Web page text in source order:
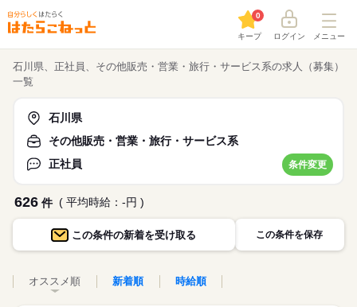
キープ
0
ログイン メニュー
石川県、正社員、その他販売・営業・旅行・サービス系の求人（募集）
一覧
石川県
その他販売・営業・旅行・サービス系
正社員
条件変更
626 件 ( 平均時給：-円 )
この条件の新着を受け取る この条件を保存
オススメ順 新着順 時給順